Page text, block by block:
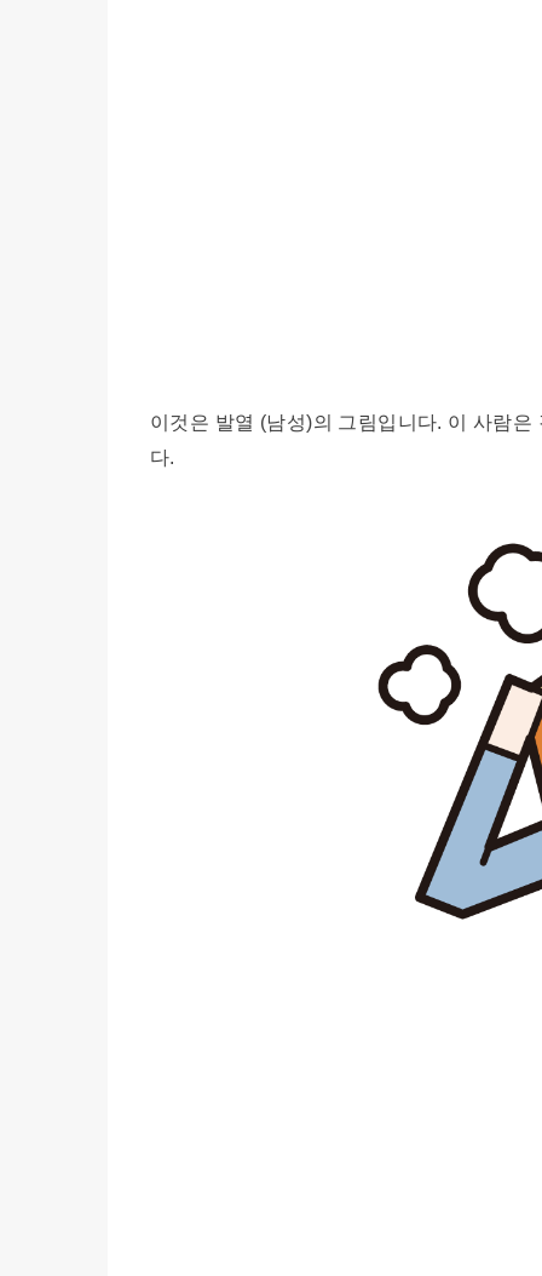
이것은 발열 (남성)의 그림입니다. 이 사람
다.